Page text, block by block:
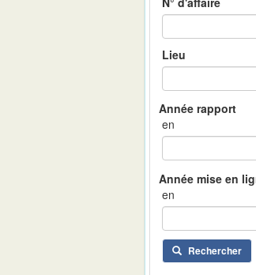
Lieu
en
en
Rechercher